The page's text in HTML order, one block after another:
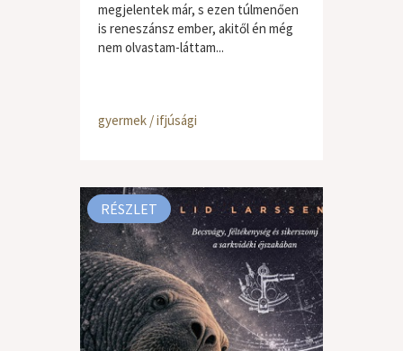
megjelentek már, s ezen túlmenően
is reneszánsz ember, akitől én még
nem olvastam-láttam...
gyermek / ifjúsági
RÉSZLET